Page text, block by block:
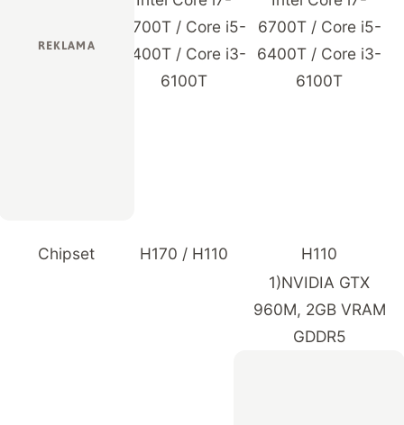
6700T / Core i5-
6400T / Core i3-
6100T
6700T / Core i5-
6400T / Core i3-
6100T
Chipset H170 / H110 H110
1)NVIDIA GTX
960M, 2GB VRAM
GDDR5